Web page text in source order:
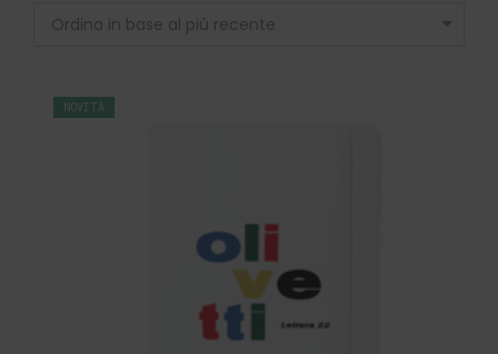
Ordina in base al più recente
NOVITÀ